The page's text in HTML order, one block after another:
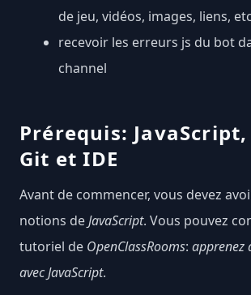
de jeu, vidéos, images, liens,
recevoir les erreurs js du bot
channel
Prérequis:
Git et IDE
Avant de commencer, vous devez
notions deJavaScript. Vous pouvez
tutoriel de OpenClassRooms: apprenez
avec JavaScript.